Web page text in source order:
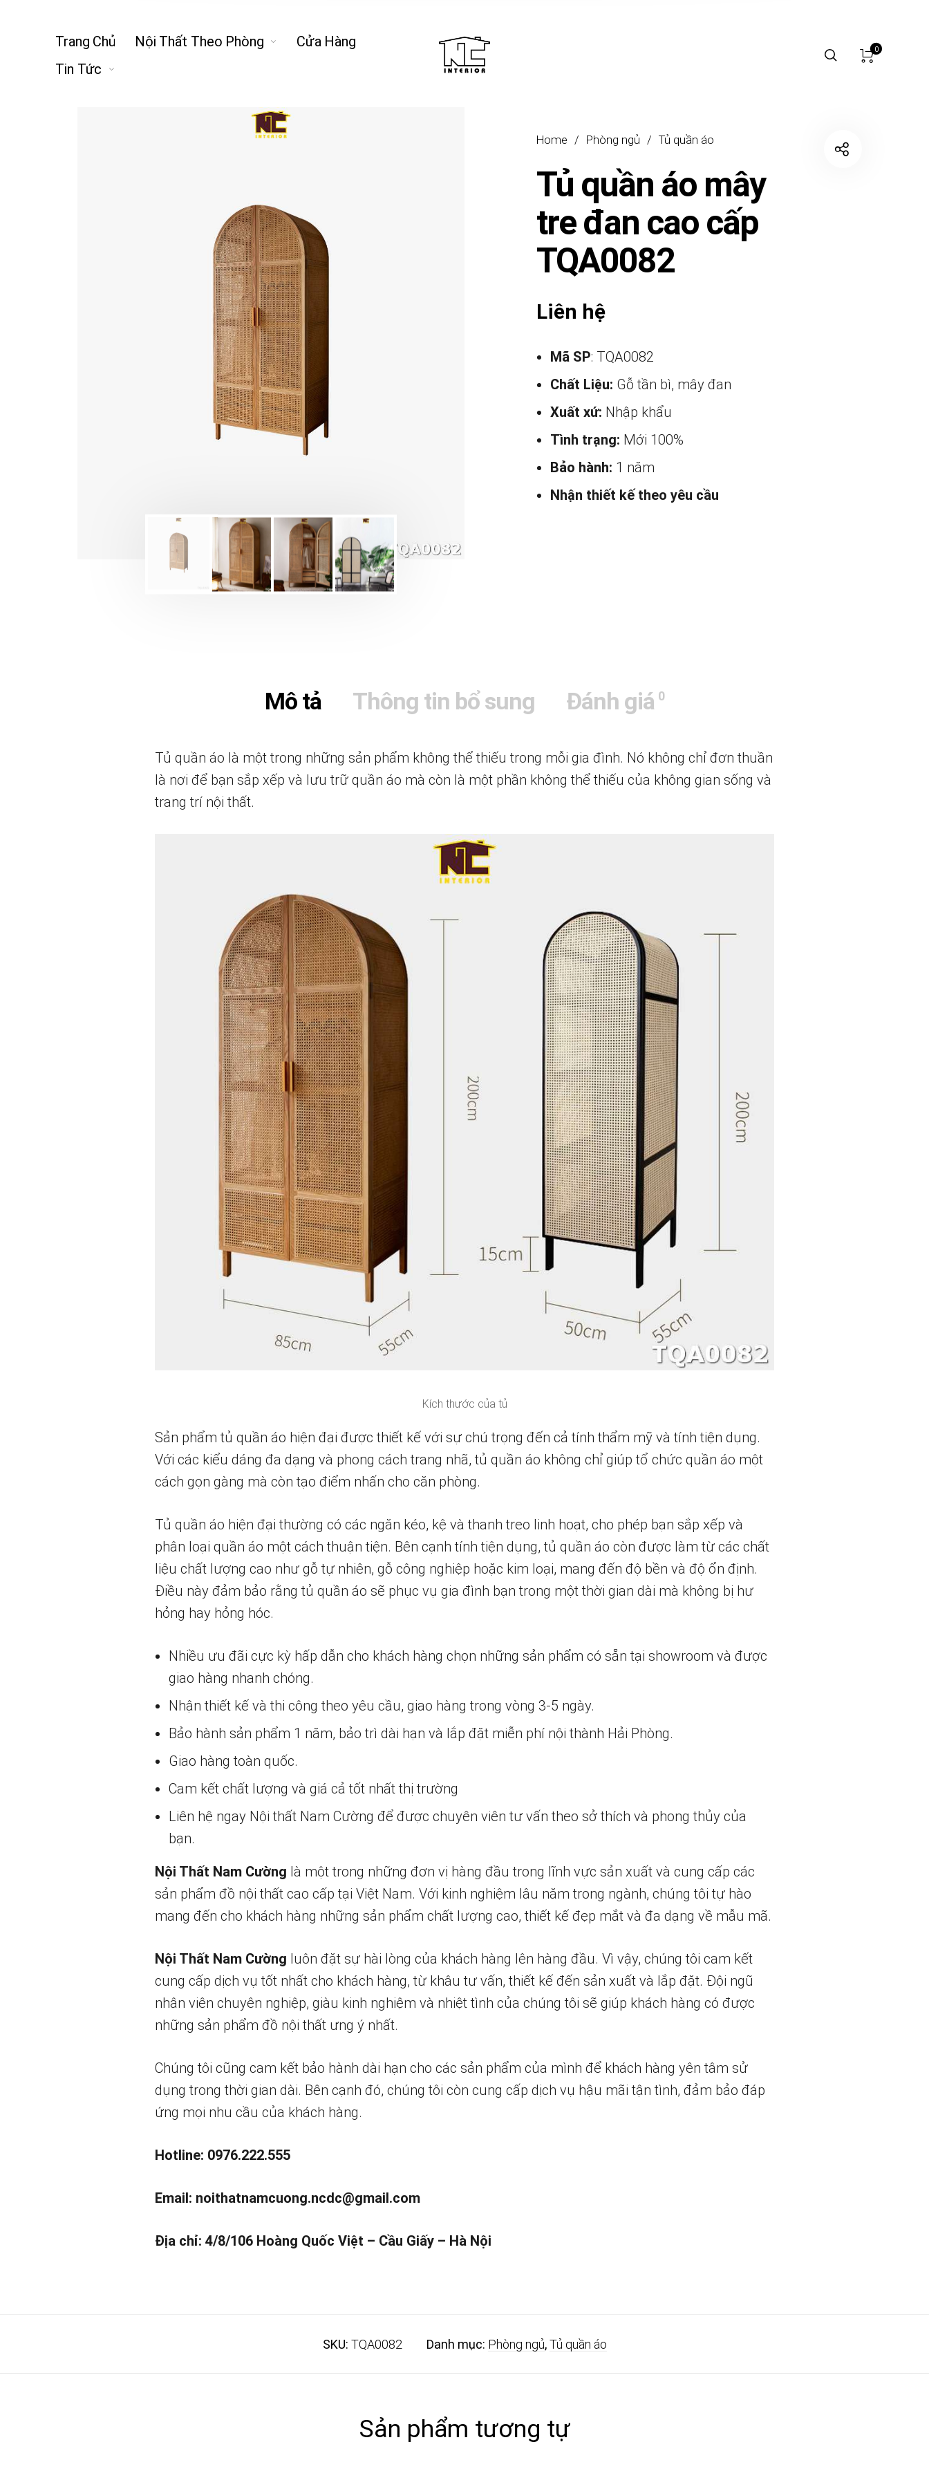
Trang Chủ Nội Thất Theo Phòng
Cửa Hàng
Tin Tức
0
Home / Phòng ngủ / Tủ quần áo
Tủ quần áo mây
tre đan cao cấp
TQA0082
Liên hệ
Mã SP: TQA0082
Chất Liệu: Gỗ tần bì, mây đan
Xuất xứ: Nhập khẩu
Tình trạng: Mới 100%
Bảo hành: 1 năm
Nhận thiết kế theo yêu cầu
Mô tả Thông tin bổ sung Đánh giá 0
Tủ quần áo là một trong những sản phẩm không thể thiếu trong mỗi gia đình. Nó không chỉ đơn thuần
là nơi để bạn sắp xếp và lưu trữ quần áo mà còn là một phần không thể thiếu của không gian sống và
trang trí nội thất.
Kích thước của tủ
Sản phẩm tủ quần áo hiện đại được thiết kế với sự chú trọng đến cả tính thẩm mỹ và tính tiện dụng.
Với các kiểu dáng đa dạng và phong cách trang nhã, tủ quần áo không chỉ giúp tổ chức quần áo một
cách gọn gàng mà còn tạo điểm nhấn cho căn phòng.
Tủ quần áo hiện đại thường có các ngăn kéo, kệ và thanh treo linh hoạt, cho phép bạn sắp xếp và
phân loại quần áo một cách thuận tiện. Bên cạnh tính tiện dụng, tủ quần áo còn được làm từ các chất
liệu chất lượng cao như gỗ tự nhiên, gỗ công nghiệp hoặc kim loại, mang đến độ bền và độ ổn định.
Điều này đảm bảo rằng tủ quần áo sẽ phục vụ gia đình bạn trong một thời gian dài mà không bị hư
hỏng hay hỏng hóc.
Nhiều ưu đãi cực kỳ hấp dẫn cho khách hàng chọn những sản phẩm có sẵn tại showroom và được
giao hàng nhanh chóng.
Nhận thiết kế và thi công theo yêu cầu, giao hàng trong vòng 3-5 ngày.
Bảo hành sản phẩm 1 năm, bảo trì dài hạn và lắp đặt miễn phí nội thành Hải Phòng.
Giao hàng toàn quốc.
Cam kết chất lượng và giá cả tốt nhất thị trường
Liên hệ ngay Nội thất Nam Cường để được chuyên viên tư vấn theo sở thích và phong thủy của
bạn.
Nội Thất Nam Cường là một trong những đơn vị hàng đầu trong lĩnh vực sản xuất và cung cấp các
sản phẩm đồ nội thất cao cấp tại Việt Nam. Với kinh nghiệm lâu năm trong ngành, chúng tôi tự hào
mang đến cho khách hàng những sản phẩm chất lượng cao, thiết kế đẹp mắt và đa dạng về mẫu mã.
Nội Thất Nam Cường luôn đặt sự hài lòng của khách hàng lên hàng đầu. Vì vậy, chúng tôi cam kết
cung cấp dịch vụ tốt nhất cho khách hàng, từ khâu tư vấn, thiết kế đến sản xuất và lắp đặt. Đội ngũ
nhân viên chuyên nghiệp, giàu kinh nghiệm và nhiệt tình của chúng tôi sẽ giúp khách hàng có được
những sản phẩm đồ nội thất ưng ý nhất.
Chúng tôi cũng cam kết bảo hành dài hạn cho các sản phẩm của mình để khách hàng yên tâm sử
dụng trong thời gian dài. Bên cạnh đó, chúng tôi còn cung cấp dịch vụ hậu mãi tận tình, đảm bảo đáp
ứng mọi nhu cầu của khách hàng.
Hotline: 0976.222.555
Email: noithatnamcuong.ncdc@gmail.com
Địa chỉ: 4/8/106 Hoàng Quốc Việt – Cầu Giấy – Hà Nội
SKU: TQA0082 Danh mục: Phòng ngủ,Tủ quần áo
Sản phẩm tương tự